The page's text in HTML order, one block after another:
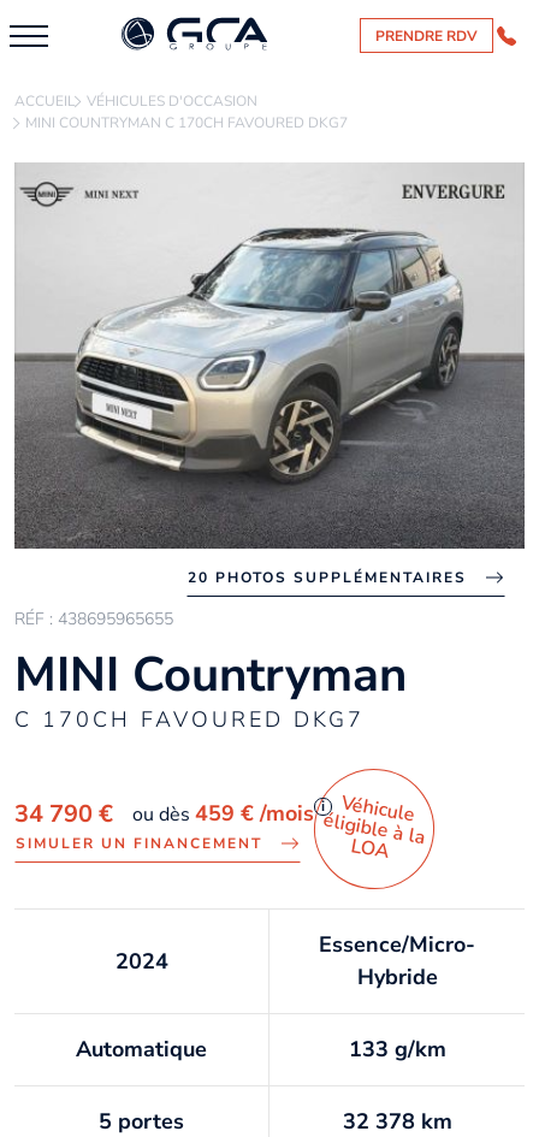
PRENDRE RDV
ACCUEIL VÉHICULES D'OCCASION
MINI COUNTRYMAN C 170CH FAVOURED DKG7
20 PHOTOS SUPPLÉMENTAIRES
RÉF : 438695965655
MINI Countryman
C 170CH FAVOURED DKG7
34 790 € ou dès 459 €/mois i
SIMULER UN FINANCEMENT
Véhicule
éligible à la
LO
A
2024
Essence/Micro-
Hybride
Automatique 133 g/km
5 portes 32 378 km